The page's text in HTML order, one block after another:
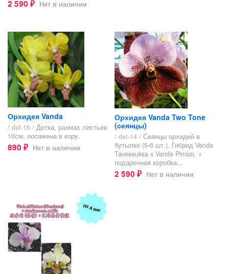
2 590 ₽ Нет в наличии
Орхидея Vanda
/ det-16 / Детка, размах листьев
10см, посажена в кору.
890 ₽ Нет в наличии
Орхидея Vanda Two Tone
(сеянцы)
/ det-14 / Сеянцы орхидей в
бутылке (5-6 шт.). Гибрид Vanda
Taveesuksa x Vanda Pimsai. +
подарочная коробка...
2 590 ₽ Нет в наличии
Из Азии